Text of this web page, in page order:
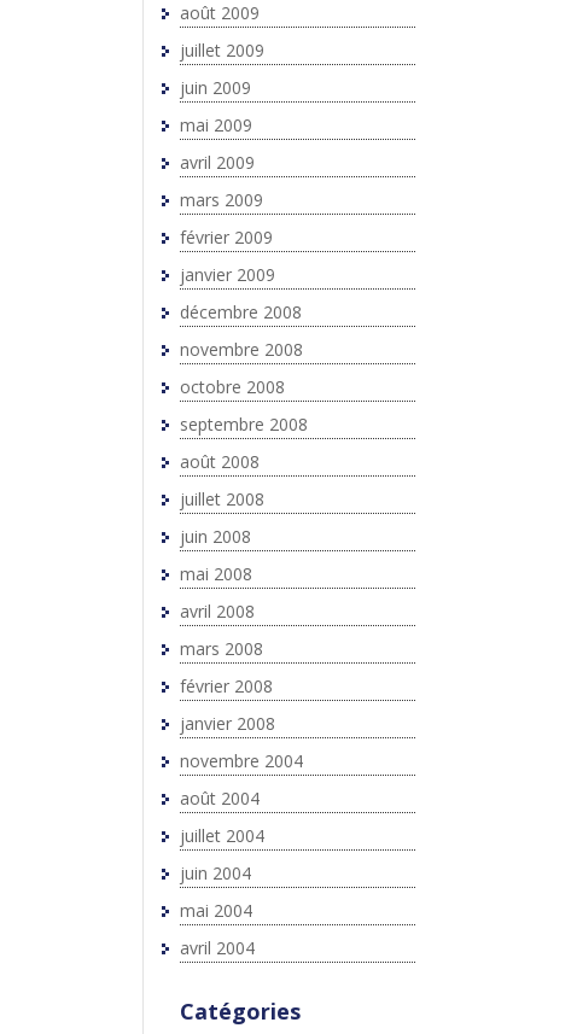
août 2009
juillet 2009
juin 2009
mai 2009
avril 2009
mars 2009
février 2009
janvier 2009
décembre 2008
novembre 2008
octobre 2008
septembre 2008
août 2008
juillet 2008
juin 2008
mai 2008
avril 2008
mars 2008
février 2008
janvier 2008
novembre 2004
août 2004
juillet 2004
juin 2004
mai 2004
avril 2004
Catégories